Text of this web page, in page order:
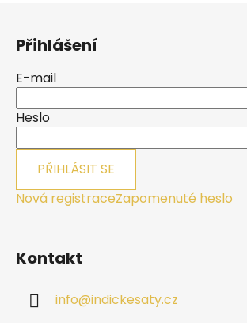
Přihlášení
E-mail
Heslo
PŘIHLÁSIT SE
Nová registraceZapomenuté heslo
Kontakt
info@indickesaty.cz